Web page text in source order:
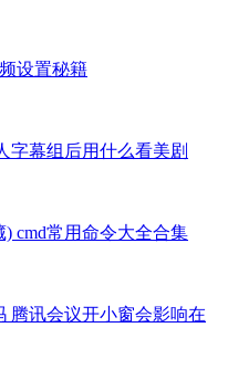
设置秘籍
字幕组后用什么看美剧
cmd常用命令大全合集
腾讯会议开小窗会影响在